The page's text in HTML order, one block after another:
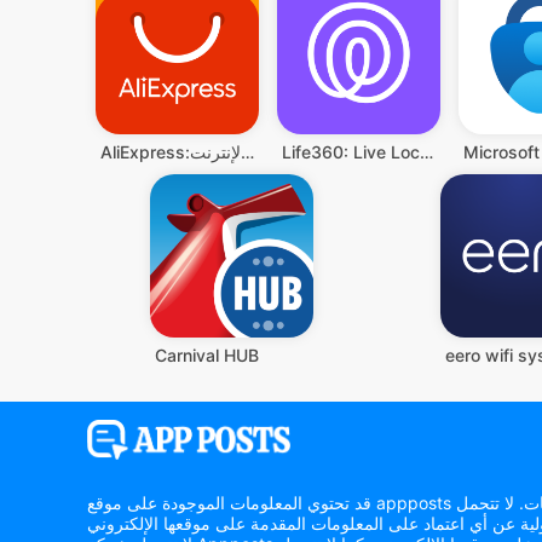
AliExpress:تسوق عبر الإنترنت Life360: Live Location Sharing
Carnival HUB eero wifi
قد تحتوي المعلومات الموجودة على موقع appposts الإلكتروني على أخطاء أو سهو أو معلومات غير دقيقة. يتحمل المستخدم وحده مسؤولية أي قرارات تُتخذ بناءً على هذه المعلومات. لا تتحمل appposts أي